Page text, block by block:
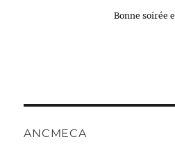
Bonne soirée
ANCMECA